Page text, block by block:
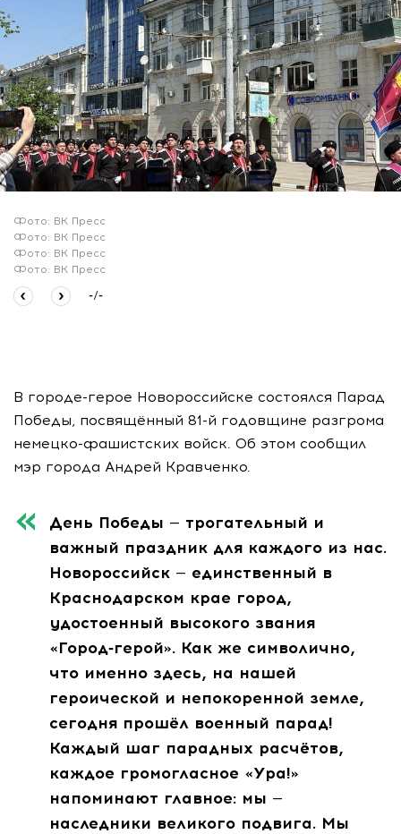
Фото: ВК Пресс
Фото: ВК Пресс
Фото: ВК Пресс
Фото: ВК Пресс
-/-
В городе-герое Новороссийске состоялся Парад
Победы, посвящённый 81-й годовщине разгрома
немецко-фашистских войск. Об этом сообщил
мэр города Андрей Кравченко.
День Победы — трогательный и
важный праздник для каждого из нас.
Новороссийск — единственный в
Краснодарском крае город,
удостоенный высокого звания
«Город‑герой». Как же символично,
что именно здесь, на нашей
героической и непокоренной земле,
сегодня прошёл военный парад!
Каждый шаг парадных расчётов,
каждое громогласное «Ура!»
напоминают главное: мы —
наследники великого подвига. Мы